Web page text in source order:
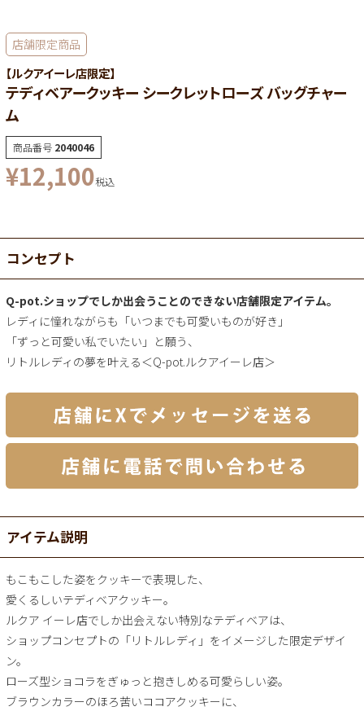
店舗限定商品
【ルクアイーレ店限定】
テディベアークッキー シークレットローズ バッグチャー
ム
商品番号 2040046
¥12,100税込
コンセプト
Q-pot.ショップでしか出会うことのできない店舗限定アイテム。
レディに憧れながらも「いつまでも可愛いものが好き」
「ずっと可愛い私でいたい」と願う、
リトルレディの夢を叶える＜Q-pot.ルクアイーレ店＞
アイテム説明
もこもこした姿をクッキーで表現した、
愛くるしいテディベアクッキー。
ルクア イーレ店でしか出会えない特別なテディベアは、
ショップコンセプトの「リトルレディ」をイメージした限定デザイ
ン。
ローズ型ショコラをぎゅっと抱きしめる可愛らしい姿。
ブラウンカラーのほろ苦いココアクッキーに、